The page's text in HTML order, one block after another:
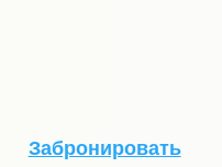
Забронировать